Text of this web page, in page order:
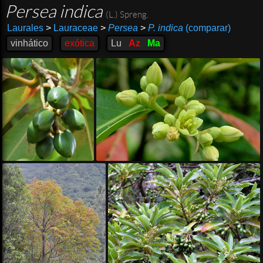
Persea indica (L.) Spreng.
Laurales >Lauraceae > Persea > P. indica (comparar)
vinhático
exótica Lu Az Ma